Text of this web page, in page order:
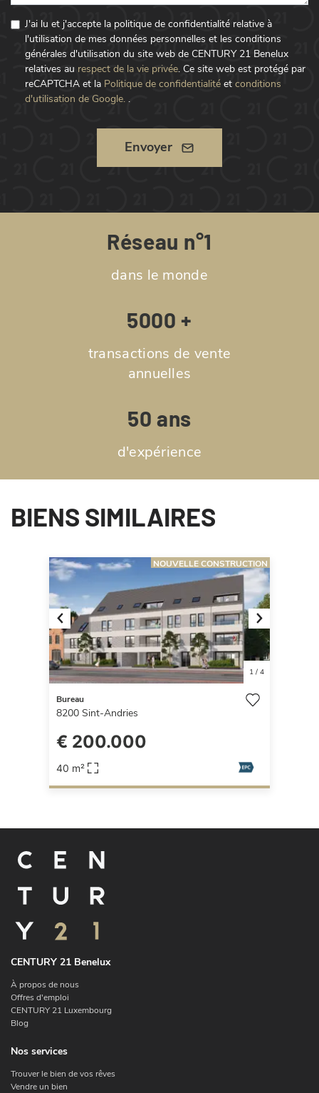
J'ai lu et j'accepte la politique de confidentialité relative à
l'utilisation de mes données personnelles et les conditions
générales d'utilisation du site web de CENTURY 21 Benelux
relatives au respect de la vie privée. Ce site web est protégé par
reCAPTCHA et la Politique de confidentialité et conditions
d'utilisation de Google. .
Envoyer
Réseau n°1
dans le monde
5000 +
transactions de vente
annuelles
50 ans
d'expérience
BIENS SIMILAIRES
Previous Next
1/ 4
NOUVELLE CONSTRUCTION
Bureau
8200 Sint-Andries
€ 200.000
40 m²
CENTURY 21 Benelux
À propos de nous
Offres d'emploi
CENTURY 21 Luxembourg
Blog
Nos services
Trouver le bien de vos rêves
Vendre un bien